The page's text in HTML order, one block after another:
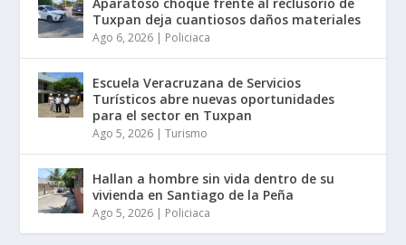
Aparatoso choque frente al reclusorio de
Tuxpan deja cuantiosos daños materiales
Ago 6, 2026 | Policiaca
Escuela Veracruzana de Servicios
Turísticos abre nuevas oportunidades
para el sector en Tuxpan
Ago 5, 2026 |Turismo
Hallan a hombre sin vida dentro de su
vivienda en Santiago de la Peña
Ago 5, 2026 | Policiaca